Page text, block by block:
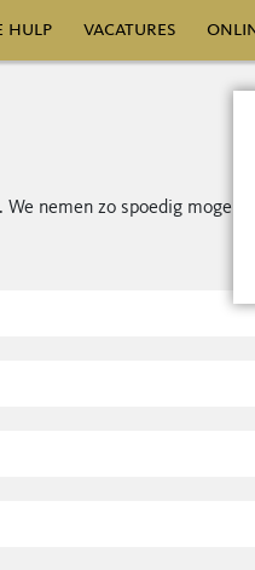
hulp vacatures
nemen zo spoedig mogelijk